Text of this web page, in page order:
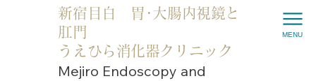
新宿目白 胃･大腸内視鏡と
肛門
うえひら消化器クリニック
Mejiro Endoscopy and
MENU